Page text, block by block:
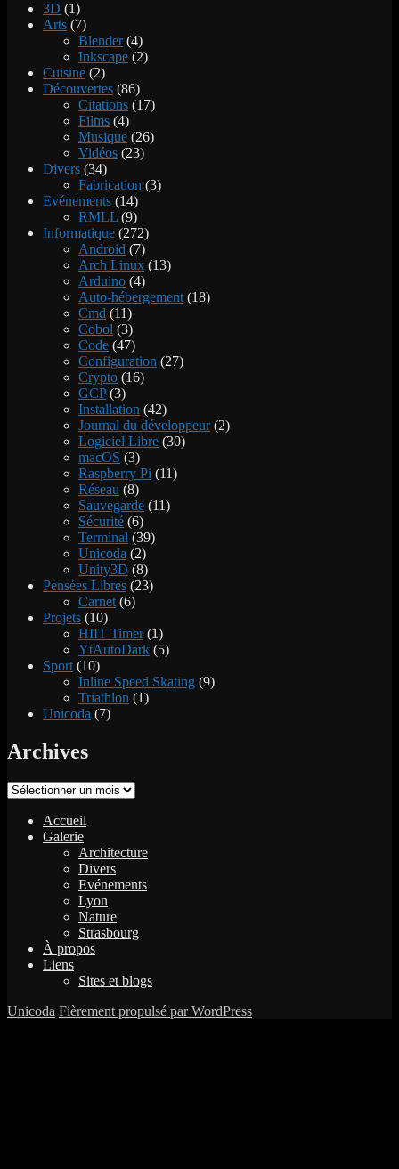
3D (1)
Arts (7)
Blender(4)
Inkscape (2)
Cuisine (2)
Découvertes (86)
Citations (17)
Films (4)
Musique (26)
Vidéos (23)
Divers (34)
Fabrication (3)
Evénements (14)
RMLL (9)
Informatique (272)
Android (7)
Arch Linux (13)
Arduino (4)
Auto-hébergement (18)
Cmd (11)
Cobol (3)
Code (47)
Configuration (27)
Crypto (16)
GCP(3)
Installation (42)
Journal du développeur(2)
Logiciel Libre (30)
macOS (3)
Raspberry Pi (11)
Réseau (8)
Sauvegarde (11)
Sécurité (6)
Terminal (39)
Unicoda (2)
Unity3D (8)
Pensées Libres (23)
Carnet (6)
Projets (10)
HIIT Timer(1)
YtAutoDark (5)
Sport (10)
Inline Speed Skating (9)
Triathlon (1)
Unicoda (7)
Archives
Archives
Accueil
Galerie
Architecture
Divers
Evénements
Lyon
Nature
Strasbourg
À propos
Liens
Sites et blogs
Unicoda Fièrement propulsé par WordPress